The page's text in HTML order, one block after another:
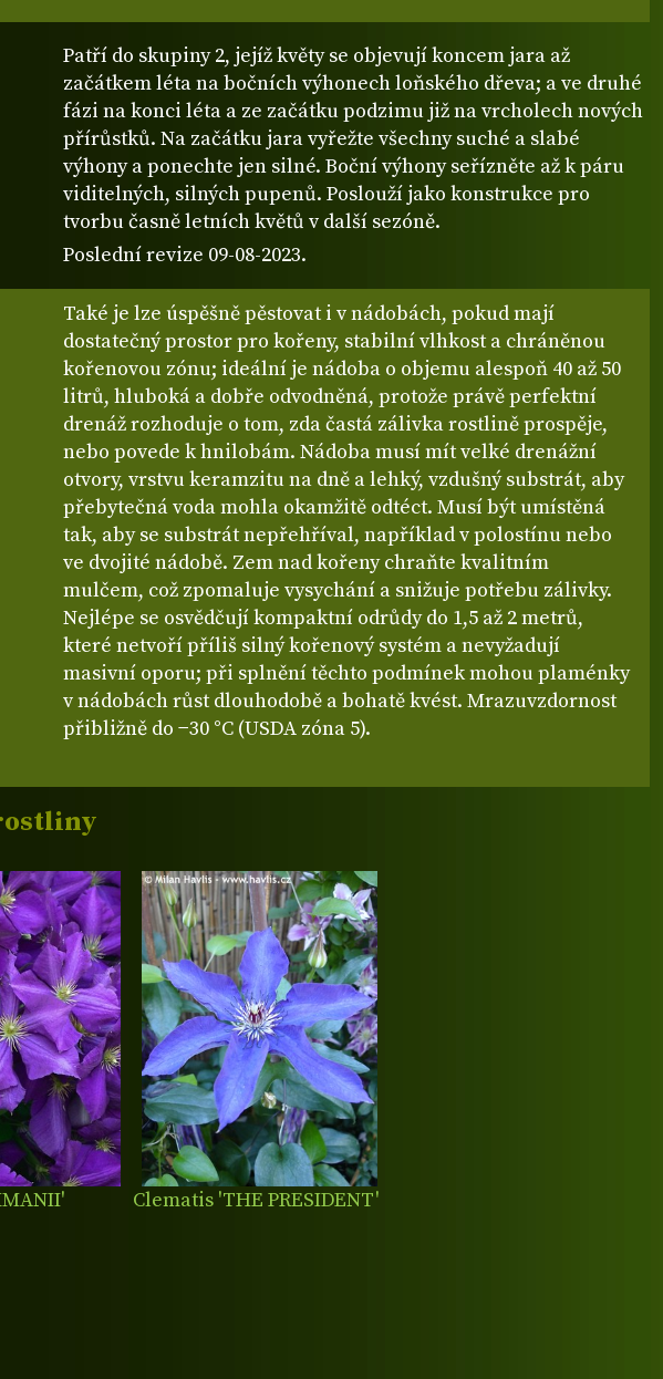
Patří do skupiny 2, jejíž květy se objevují koncem jara až
začátkem léta na bočních výhonech loňského dřeva; a ve druhé
fázi na konci léta a ze začátku podzimu již na vrcholech nových
přírůstků. Na začátku jara vyřežte všechny suché a slabé
výhony a ponechte jen silné. Boční výhony seřízněte až k páru
viditelných, silných pupenů. Poslouží jako konstrukce pro
tvorbu časně letních květů v další sezóně.
Poslední revize 09-08-2023.
Také je lze úspěšně pěstovat i v nádobách, pokud mají
dostatečný prostor pro kořeny, stabilní vlhkost a chráněnou
kořenovou zónu; ideální je nádoba o objemu alespoň 40 až 50
litrů, hluboká a dobře odvodněná, protože právě perfektní
drenáž rozhoduje o tom, zda častá zálivka rostlině prospěje,
nebo povede k hnilobám. Nádoba musí mít velké drenážní
otvory, vrstvu keramzitu na dně a lehký, vzdušný substrát, aby
přebytečná voda mohla okamžitě odtéct. Musí být umístěná
tak, aby se substrát nepřehříval, například v polostínu nebo
ve dvojité nádobě. Zem nad kořeny chraňte kvalitním
mulčem, což zpomaluje vysychání a snižuje potřebu zálivky.
Nejlépe se osvědčují kompaktní odrůdy do 1,5 až 2 metrů,
které netvoří příliš silný kořenový systém a nevyžadují
masivní oporu; při splnění těchto podmínek mohou plaménky
v nádobách růst dlouhodobě a bohatě kvést. Mrazuvzdornost
přibližně do −30 °C (USDA zóna 5).
Clematis 'THE PRESIDENT'